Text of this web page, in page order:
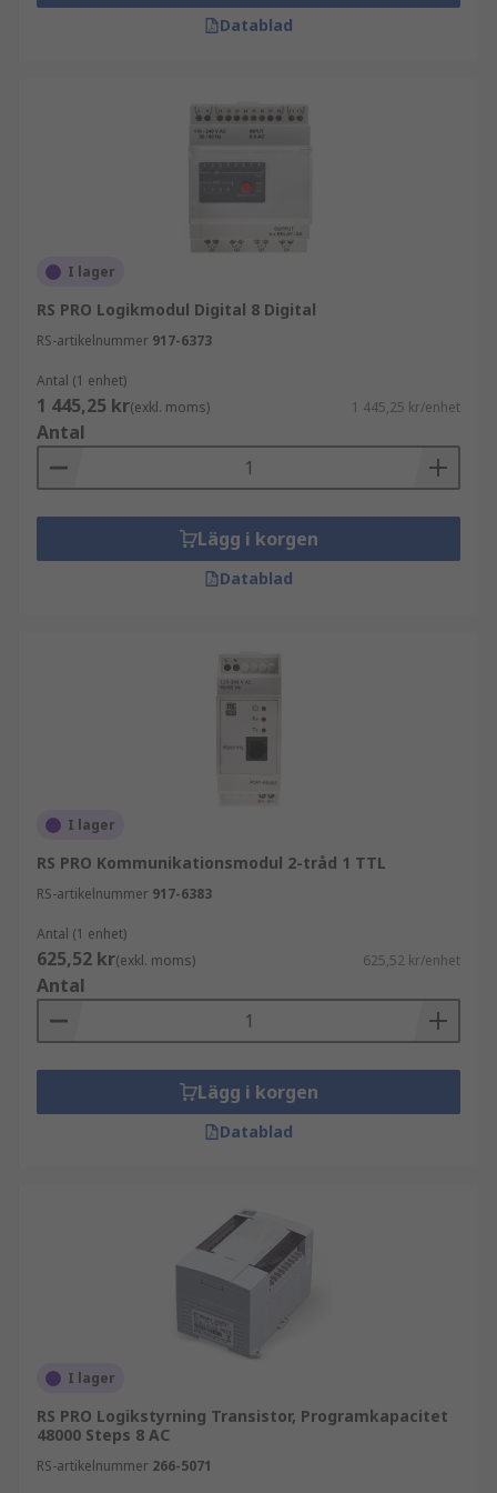
Fjärråtkomst och övervakning:
möjligt för operatörer att styra och övervaka
processer från en central plats eller genom
driftseffektiviteten och underlättar
Vilka applikationer använder
(Programmable Logic Controllers)?
Tillverkning
Elproduktion och distribution
Kemisk och petrokemisk industri
Vatten- och avloppsrening
Livsmedels- och dryckesindustrin
Läkemedelsindustrin
Mer information finns i vårPLC-guide
Datablad
I lager
RS PRO Logikmodul Digital 8 Digital
RS-artikelnummer 917-6373
Antal (1 enhet)
1 445,25 kr(exkl. moms) 1 445,25 kr/enhet
Antal
Lägg i korgen
Datablad
I lager
RS PRO Kommunikationsmodul 2-tråd 1 TTL
RS-artikelnummer 917-6383
Antal (1 enhet)
625,52 kr(exkl. moms) 625,52 kr/enhet
Antal
Lägg i korgen
Datablad
I lager
RS PRO Logikstyrning Transistor, Programkapacitet
48000 Steps 8 AC
RS-artikelnummer 266-5071